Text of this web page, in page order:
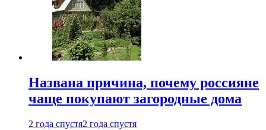
Названа причина, почему россияне
чаще покупают загородные дома
2 года спустя2 года спустя